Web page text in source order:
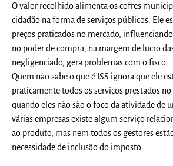
O valor recolhido alimenta os cofres
cidadão na forma de serviços públicos. Ele
preços praticados no mercado,
no poder de compra, na margem de lucro
negligenciado, gera problemas com o fisco.
Quem não sabe o que é ISS ignora que ele
praticamente todos os serviços prestados
quando eles não são o foco da atividade de
várias empresas existe algum serviço
ao produto, mas nem todos os gestores
necessidade de inclusão do imposto.